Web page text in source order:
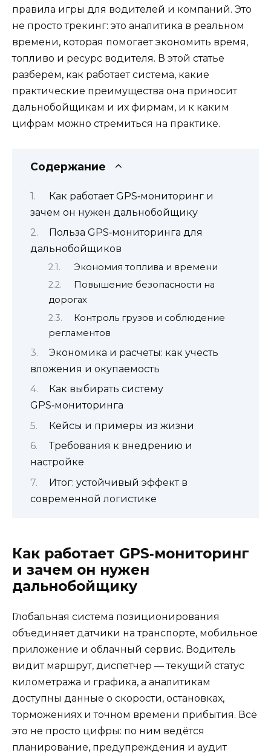
правила игры для водителей и компаний. Это
не просто трекинг: это аналитика в реальном
времени, которая помогает экономить время,
топливо и ресурс водителя. В этой статье
разберём, как работает система, какие
практические преимущества она приносит
дальнобойщикам и их фирмам, и к каким
цифрам можно стремиться на практике.
Содержание
Как работает GPS‑мониторинг и
зачем он нужен дальнобойщику
Польза GPS‑мониторинга для
дальнобойщиков
Экономия топлива и времени
Повышение безопасности на
дорогах
Контроль грузов и соблюдение
регламентов
Экономика и расчеты: как учесть
вложения и окупаемость
Как выбирать систему
GPS‑мониторинга
Кейсы и примеры из жизни
Требования к внедрению и
настройке
Итог: устойчивый эффект в
современной логистике
Как работает GPS‑мониторинг
и зачем он нужен
дальнобойщику
Глобальная система позиционирования
объединяет датчики на транспорте, мобильное
приложение и облачный сервис. Водитель
видит маршрут, диспетчер — текущий статус
километража и графика, а аналитикам
доступны данные о скорости, остановках,
торможениях и точном времени прибытия. Всё
это не просто цифры: по ним ведётся
планирование, предупреждения и аудит